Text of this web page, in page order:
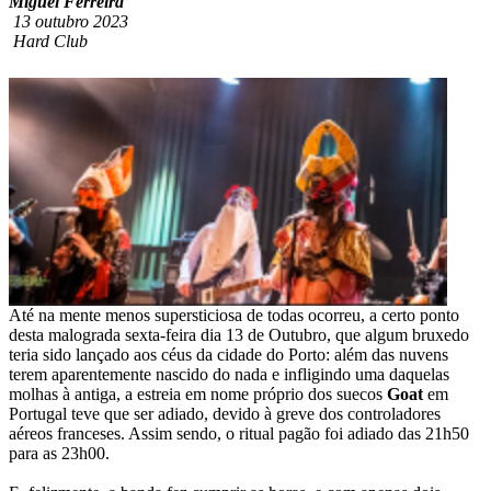
13 outubro 2023
Hard Club
Até na mente menos supersticiosa de todas ocorreu, a certo ponto
desta malograda sexta-feira dia 13 de Outubro, que algum bruxedo
teria sido lançado aos céus da cidade do Porto: além das nuvens
terem aparentemente nascido do nada e infligindo uma daquelas
molhas à antiga, a estreia em nome próprio dos suecos Goat em
Portugal teve que ser adiado, devido à greve dos controladores
aéreos franceses. Assim sendo, o ritual pagão foi adiado das 21h50
para as 23h00.